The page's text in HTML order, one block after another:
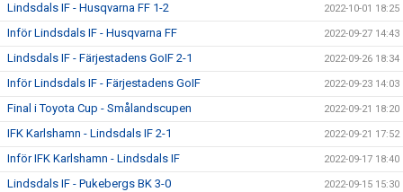
Lindsdals IF - Husqvarna FF 1-2 2022-10-01 18:25
Inför Lindsdals IF - Husqvarna FF 2022-09-27 14:43
Lindsdals IF - Färjestadens GoIF 2-1 2022-09-26 18:34
Inför Lindsdals IF - Färjestadens GoIF 2022-09-23 14:03
Final i Toyota Cup - Smålandscupen 2022-09-21 18:20
IFK Karlshamn - Lindsdals IF 2-1 2022-09-21 17:52
Inför IFK Karlshamn - Lindsdals IF 2022-09-17 18:40
Lindsdals IF - Pukebergs BK 3-0 2022-09-15 15:30